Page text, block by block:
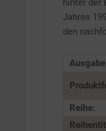
hinter der
Jahres
den
Reihe: